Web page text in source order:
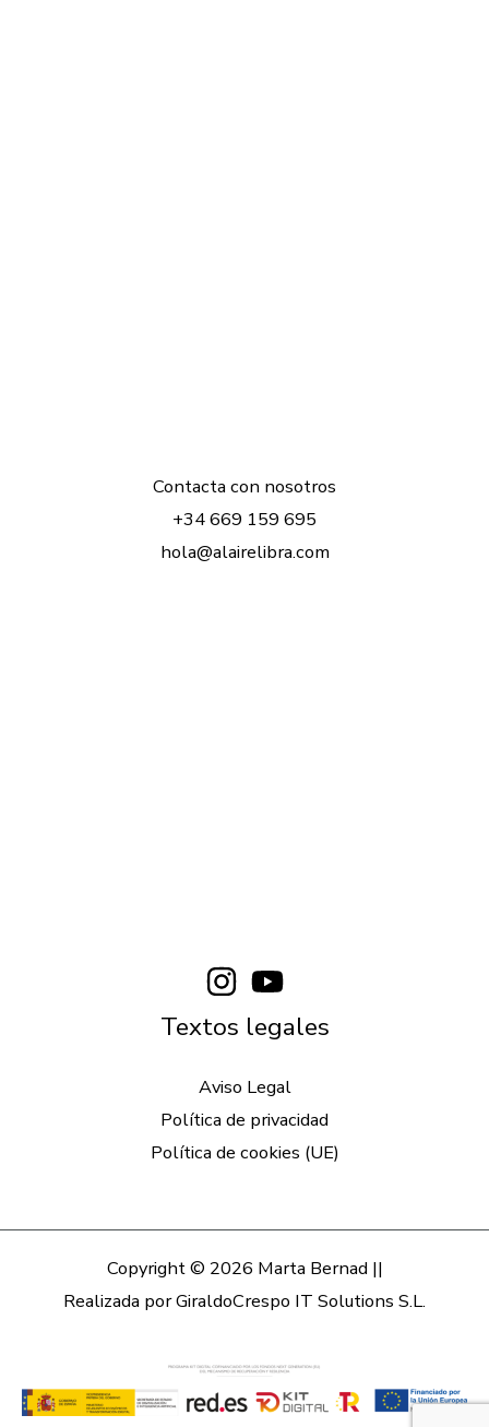
Contacta con nosotros
+34 669 159 695
hola@alairelibra.com
Textos legales
Aviso Legal
Política de privacidad
Política de cookies (UE)
Copyright © 2026 Marta Bernad ||
Realizada porGiraldoCrespo IT Solutions S.L.